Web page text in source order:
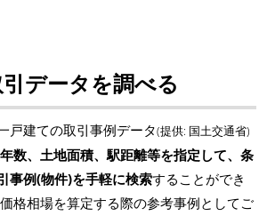
データを調べる
戸建ての取引事例データ(提供: 国土交通省)
数、土地面積、駅距離等を指定して、条
事例(物件)を手軽に検索することができ
格相場を算定する際の参考事例としてご